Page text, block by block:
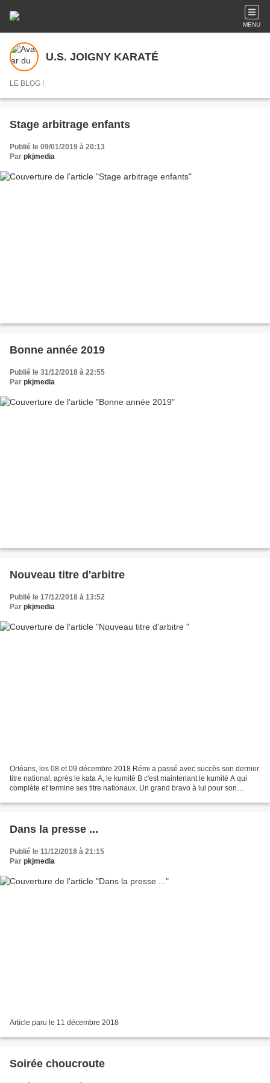
MENU
U.S. JOIGNY KARATÉ
LE BLOG !
Stage arbitrage enfants
Publié le 09/01/2019 à 20:13
Par pkjmedia
Bonne année 2019
Publié le 31/12/2018 à 22:55
Par pkjmedia
Nouveau titre d'arbitre
Publié le 17/12/2018 à 13:52
Par pkjmedia
Orléans, les 08 et 09 décembre 2018 Rémi a passé avec succès son dernier
titre national, après le kata A, le kumité B c'est maintenant le kumité A qui
complète et termine ses titre nationaux. Un grand bravo à lui pour son
Dans la presse ...
Publié le 11/12/2018 à 21:15
Par pkjmedia
Article paru le 11 décembre 2018
Soirée choucroute